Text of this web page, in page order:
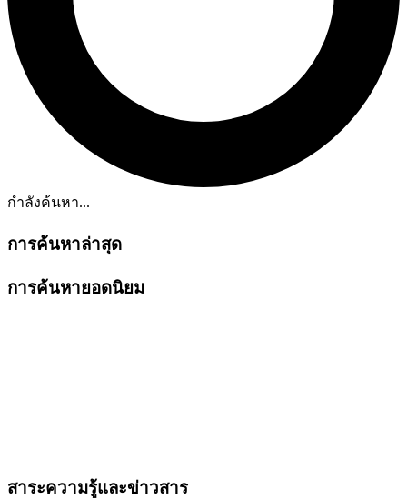
กำลังค้นหา...
การค้นหาล่าสุด
การค้นหายอดนิยม
สาระความรู้และข่าวสาร